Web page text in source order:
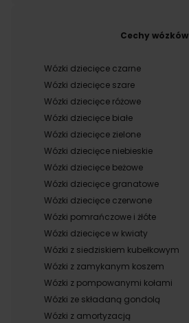
Cechy wózków
Wózki dziecięce czarne
Wózki dziecięce szare
Wózki dziecięce różowe
Wózki dziecięce białe
Wózki dziecięce zielone
Wózki dziecięce niebieskie
Wózki dziecięce beżowe
Wózki dziecięce granatowe
Wózki dziecięce czerwone
Wózki pomrańczowe i żłóte
Wózki dziecięce w kwiaty
Wózki z siedziskiem kubełkowym
Wózki z zamykanym koszem
Wózki z pompowanymi kołami
Wózki ze składaną gondolą
Wózki z amortyzacją